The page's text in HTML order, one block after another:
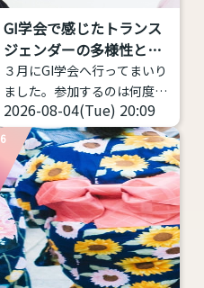
い」かを判定するWebアプリ
ケーション。 ピッチだけでは
なく、フォルマント（声の共
鳴: 響き方に影響する）を考
慮する。 ...
GI学会で感じたトランス
ジェンダーの多様性と包
括性
３月にGI学会へ行ってまいり
ました。参加するのは何度目
かなのですが、トランスジェ
ンダー女性当事者から見ても
当事者の幅の広さを感じて、
記事にしようと思い立ちまし
た。 トランスジェンダーは包
括的な意味をもつ表現 トラン
スジェンダーとは、何らかの
形で性別移行をする者すべて
を包摂する用語であり、その
2026-08-04(Tue) 20:09
6